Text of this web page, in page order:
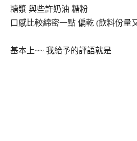
糖漿 與些許奶油 糖粉
口感比較綿密一點 偏乾 (飲料份量
基本上~~ 我給予的評語就是